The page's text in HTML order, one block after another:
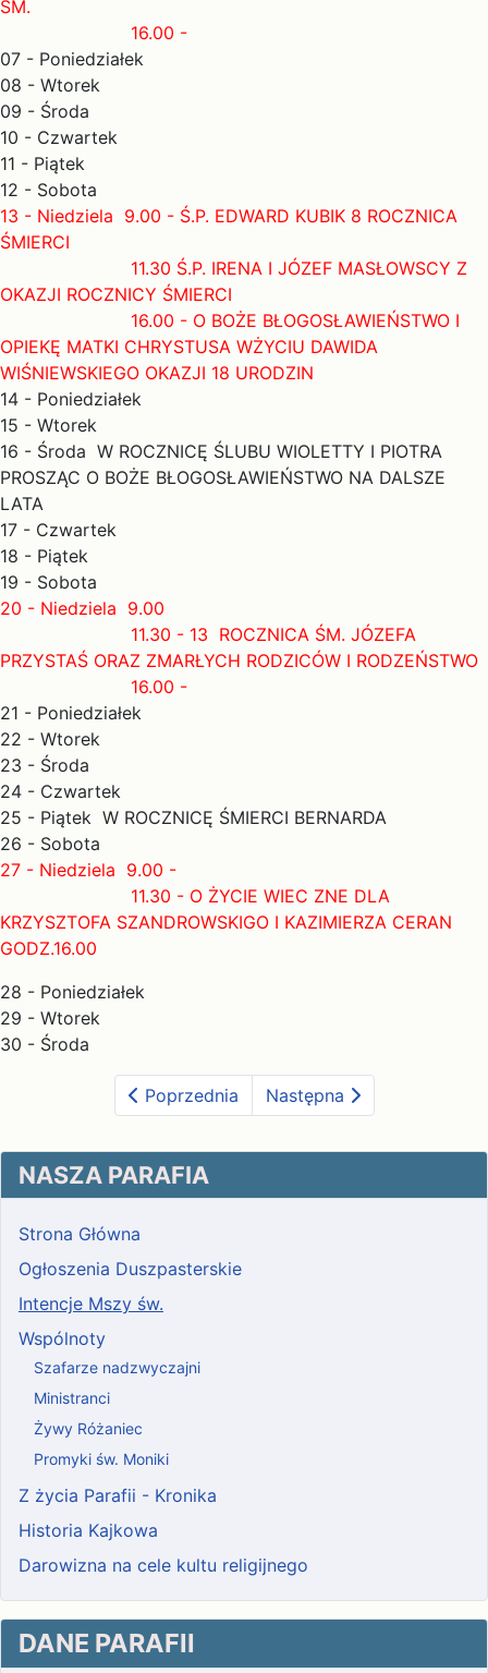
ŚM.
16.00 -
07 - Poniedziałek
08 - Wtorek
09 - Środa
10 - Czwartek
11 - Piątek
12 - Sobota
13 - Niedziela 9.00 - Ś.P. EDWARD KUBIK 8 ROCZNICA
ŚMIERCI
11.30 Ś.P. IRENA I JÓZEF MASŁOWSCY Z
OKAZJI ROCZNICY ŚMIERCI
16.00 - O BOŻE BŁOGOSŁAWIEŃSTWO I
OPIEKĘ MATKI CHRYSTUSA WŻYCIU DAWIDA
WIŚNIEWSKIEGO OKAZJI 18 URODZIN
14 - Poniedziałek
15 - Wtorek
16 - Środa W ROCZNICĘ ŚLUBU WIOLETTY I PIOTRA
PROSZĄC O BOŻE BŁOGOSŁAWIEŃSTWO NA DALSZE
LATA
17 - Czwartek
18 - Piątek
19 - Sobota
20 - Niedziela 9.00
11.30 - 13 ROCZNICA ŚM. JÓZEFA
PRZYSTAŚ ORAZ ZMARŁYCH RODZICÓW I RODZEŃSTWO
16.00 -
21 - Poniedziałek
22 - Wtorek
23 - Środa
24 - Czwartek
25 - Piątek W ROCZNICĘ ŚMIERCI BERNARDA
26 - Sobota
27 - Niedziela 9.00 -
11.30 - O ŻYCIE WIEC ZNE DLA
KRZYSZTOFA SZANDROWSKIGO I KAZIMIERZA CERAN
GODZ.16.00
28 - Poniedziałek
29 - Wtorek
30 - Środa
Poprzednia Następna
NASZA PARAFIA
Strona Główna
Ogłoszenia Duszpasterskie
Intencje Mszy św.
Wspólnoty
Szafarze nadzwyczajni
Ministranci
Żywy Różaniec
Promyki św. Moniki
Z życia Parafii - Kronika
Historia Kajkowa
Darowizna na cele kultu religijnego
DANE PARAFII